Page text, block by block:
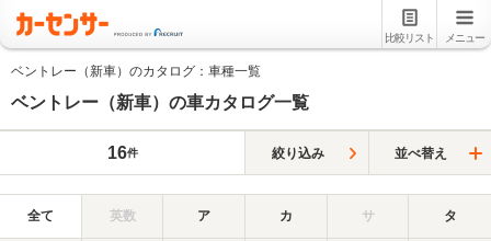
比較リスト メニュー
ベントレー（新車）のカタログ：車種一覧
ベントレー（新車）の車カタログ一覧
16件 絞り込み 並べ替え
全て 英数 ア カ サ タ